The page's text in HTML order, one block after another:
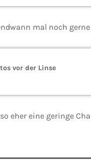
mal noch
vor der Linse
eher eine geringe